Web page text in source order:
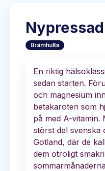
Brämhults
En riktig
sedan starten.
och magnesium
betakaroten som
på med A-
störst del
Gotland, där de
dem otroligt